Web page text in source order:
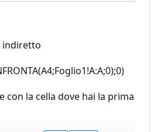
indiretto
con la cella dove hai la prima